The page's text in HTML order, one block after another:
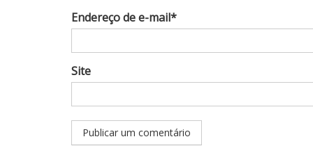
Endereço de e-mail*
Site